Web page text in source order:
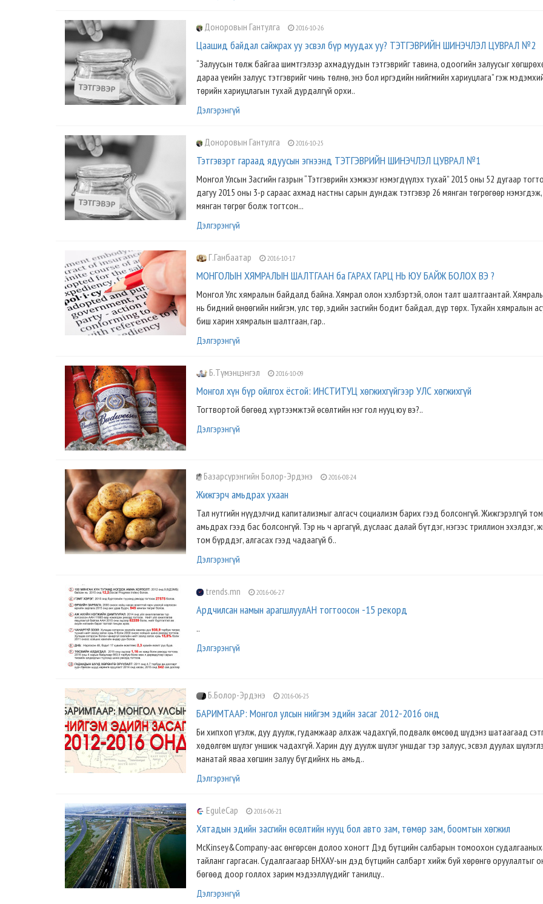
Доноровын Гантулга 2016-10-26
Цаашид байдал сайжрах уу эсвэл бүр муудах уу? ТЭТГЭВРИЙН ШИНЭЧЛЭЛ ЦУВРАЛ №2
“Залуусын төлж байгаа шимтгэлээр ахмадуудын тэтгэврийг тавина, одоогийн залуусыг
дараа үеийн залуус тэтгэврийг чинь төлнө, энэ бол иргэдийн нийгмийн хариуцлага” гэж
төрийн хариуцлагын тухай дурдалгүй орхи..
Дэлгэрэнгүй
Доноровын Гантулга 2016-10-25
Тэтгэвэрт гараад ядуусын эгнээнд ТЭТГЭВРИЙН ШИНЭЧЛЭЛ ЦУВРАЛ №1
Монгол Улсын Засгийн газрын “Тэтгэврийн хэмжээг нэмэгдүүлэх тухай” 2015 оны 52 дугаар
дагуу 2015 оны 3-р сараас ахмад настны сарын дундаж тэтгэвэр 26 мянган төгрөгөөр
мянган төгрөг болж тогтсон...
Дэлгэрэнгүй
Г.Ганбаатар 2016-10-17
МОНГОЛЫН ХЯМРАЛЫН ШАЛТГААН ба ГАРАХ ГАРЦ НЬ ЮУ БАЙЖ БОЛОХ ВЭ ?
Монгол Улс хямралын байдалд байна. Хямрал олон хэлбэртэй, олон талт шалтгаантай.
нь бидний өнөөгийн нийгэм, улс төр, эдийн засгийн бодит байдал, дүр төрх. Тухайн хямралын
биш харин хямралын шалтгаан, гар..
Дэлгэрэнгүй
Б.Түмэнцэнгэл 2016-10-09
Монгол хүн бүр ойлгох ёстой: ИНСТИТУЦ хөгжихгүйгээр УЛС хөгжихгүй
Тогтвортой бѳгѳѳд хүртээмжтэй ѳсѳлтийн нэг гол нууц юу вэ?..
Дэлгэрэнгүй
Базарсүрэнгийн Болор-Эрдэнэ 2016-08-24
Жижгэрч амьдрах ухаан
Тал нутгийн нүүдэлчид капитализмыг алгасч социализм барих гээд болсонгүй. Жижгэрэлгүй
амьдрах гээд бас болсонгүй. Тэр нь ч аргагүй, дуслаас далай бүтдэг, нэгээс триллион эхэлдэг,
том бүрддэг, алгасах гээд чадаагүй б..
Дэлгэрэнгүй
trends.mn 2016-06-27
Ардчилсан намын арагшлуулАН тогтоосон -15 рекорд
..
Дэлгэрэнгүй
Б.Болор-Эрдэнэ 2016-06-25
БАРИМТААР: Монгол улсын нийгэм эдийн засаг 2012-2016 онд
Би хипхоп үгэлж, дуу дуулж, гудамжаар алхаж чадахгүй, подвалк өмсөөд шүдэнз шатаагаад
хөдөлгөм шүлэг уншиж чадахгүй. Харин дуу дуулж шүлэг уншдаг тэр залуус, эсвэл дуулах
манатай яваа хөгшин залуу бүгдийнх нь амьд..
Дэлгэрэнгүй
EguleCap 2016-06-21
Хятадын эдийн засгийн өсөлтийн нууц бол авто зам, төмөр зам, боомтын хөгжил
McKinsey&Company-аас өнгөрсөн долоо хоногт Дэд бүтцийн салбарын томоохон
тайланг гаргасан. Судалгаагаар БНХАУ-ын дэд бүтцийн салбарт хийж буй хөрөнгө оруулалтыг
бөгөөд доор голлох зарим мэдээллүүдийг танилцу..
Дэлгэрэнгүй